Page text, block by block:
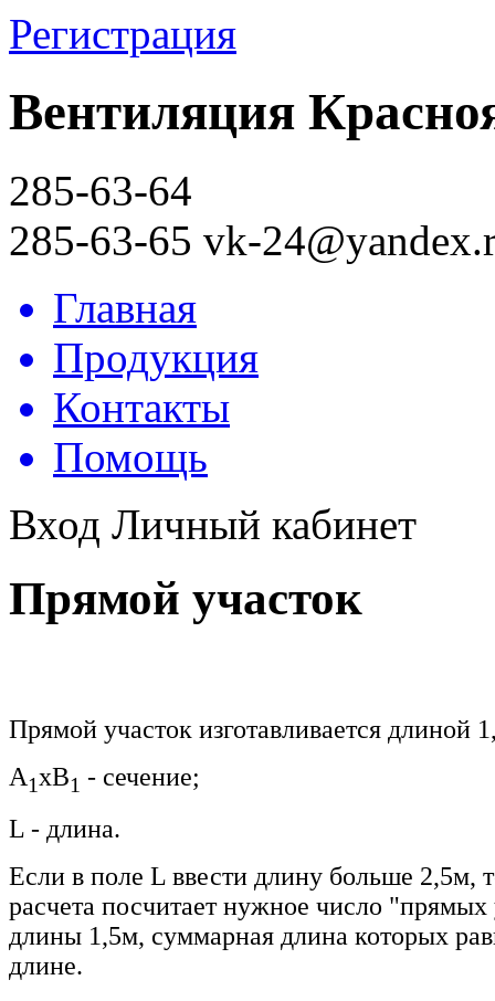
Регистрация
Вентиляция
285-63-64
285-63-65 vk-
Главная
Продукция
Контакты
Помощь
Вход Личный кабинет
Прямой участок
Прямой участок изготавливается длиной
A1xB1 - сечение;
L - длина.
Если в поле L ввести длину больше 2,5м,
расчета посчитает нужное число "прямых
длины 1,5м, суммарная длина которых
длине.